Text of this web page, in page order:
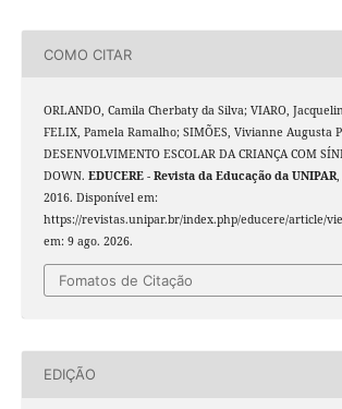
COMO CITAR
ORLANDO, Camila Cherbaty da Silva; VIARO,
FELIX, Pamela Ramalho; SIMÕES, Vivianne Augusta
DESENVOLVIMENTO ESCOLAR DA CRIANÇA COM
DOWN. EDUCERE - Revista da Educação da UNIPAR,
2016. Disponível em:
https://revistas.unipar.br/index.php/educere/article/
em: 9 ago. 2026.
Fomatos de Citação
EDIÇÃO